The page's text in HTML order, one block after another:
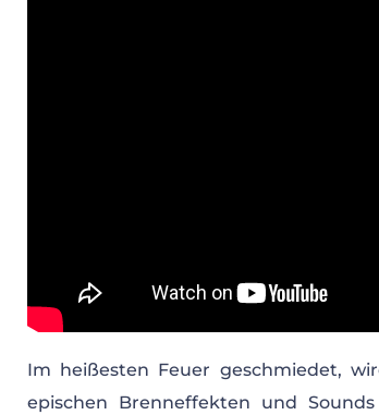
Im heißesten Feuer geschmiedet,
epischen Brenneffekten und